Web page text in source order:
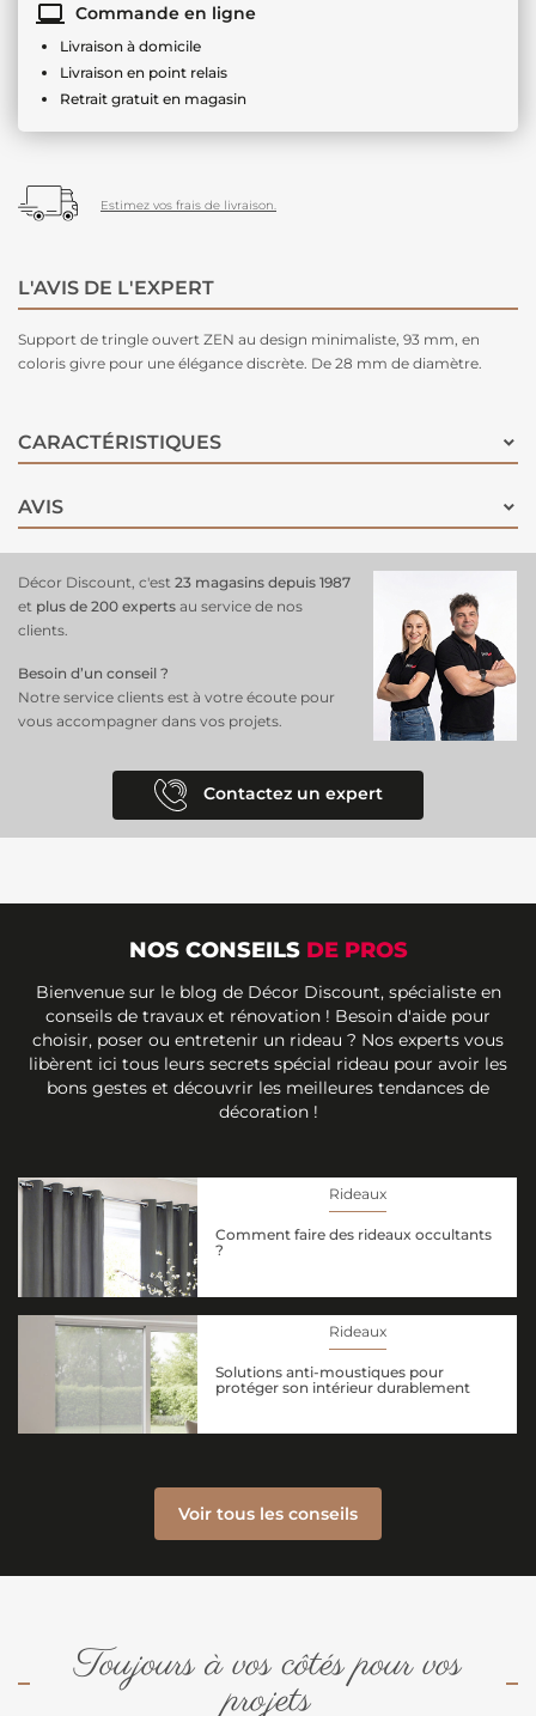
Commande en ligne
Livraison à domicile
Livraison en point relais
Retrait gratuit en magasin
Estimez vos frais de livraison.
L'AVIS DE L'EXPERT
Support de tringle ouvert ZEN au design minimaliste, 93 mm, en
coloris givre pour une élégance discrète. De 28 mm de diamètre.
CARACTÉRISTIQUES
AVIS
Décor Discount, c'est 23 magasins depuis 1987
et plus de 200 experts au service de nos
clients.
Besoin d’un conseil ?
Notre service clients est à votre écoute pour
vous accompagner dans vos projets.
Contactez un expert
NOS CONSEILS DE PROS
Bienvenue sur le blog de Décor Discount, spécialiste en
conseils de travaux et rénovation ! Besoin d'aide pour
choisir, poser ou entretenir un rideau ? Nos experts vous
libèrent ici tous leurs secrets spécial rideau pour avoir les
bons gestes et découvrir les meilleures tendances de
décoration !
Rideaux
Comment faire des rideaux occultants
?
Rideaux
Solutions anti-moustiques pour
protéger son intérieur durablement
Voir tous les conseils
Toujours à vos côtés pour vos
projets